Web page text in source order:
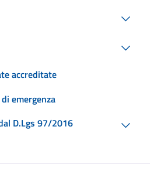
accreditate
emergenza
D.Lgs 97/2016